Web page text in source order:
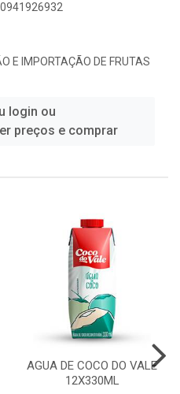
E IMPORTAÇÃO DE FRUTAS
login ou
preços e comprar
AGUA DE COCO DO VALE
12X330ML